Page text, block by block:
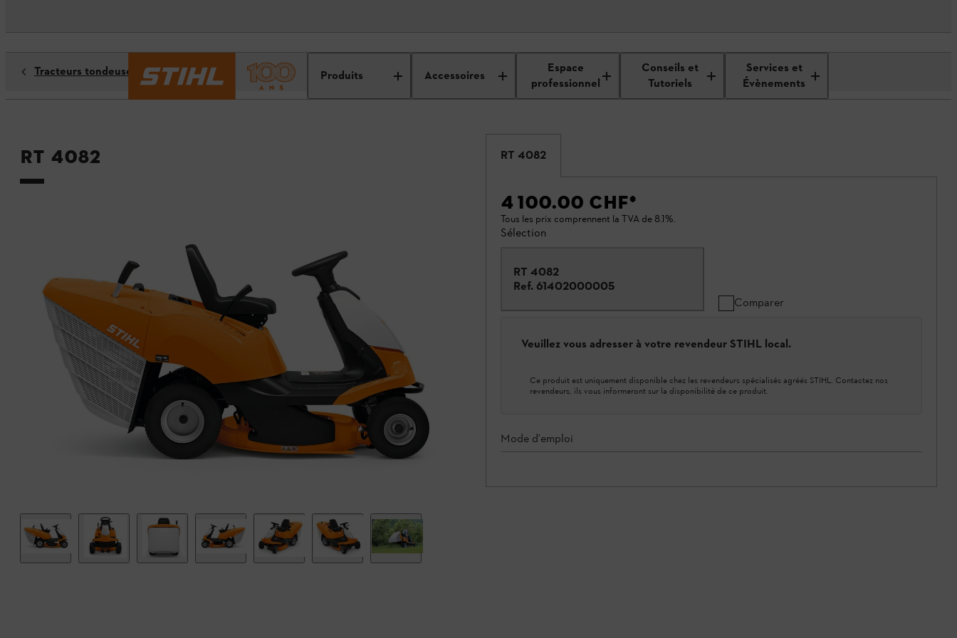
Produits Accessoires
Espace
professionnel
Conseils et
Tutoriels
Services et
Évènements
Tracteurs tondeuses
RT 4082 RT 4082
4 100.00 CHF*
Tous les prix comprennent la TVA de 8.1%.
Sélection
RT 4082
Ref. 61402000005
Comparer
Veuillez vous adresser à votre revendeur STIHL local.
Ce produit est uniquement disponible chez les revendeurs spécialisés agréés STIHL. Contactez nos
revendeurs, ils vous informeront sur la disponibilité de ce produit.
Mode d'emploi